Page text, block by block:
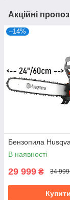
Акційні
–14%
Бензопила
В наявності
29 999 ₴ 34
Купити